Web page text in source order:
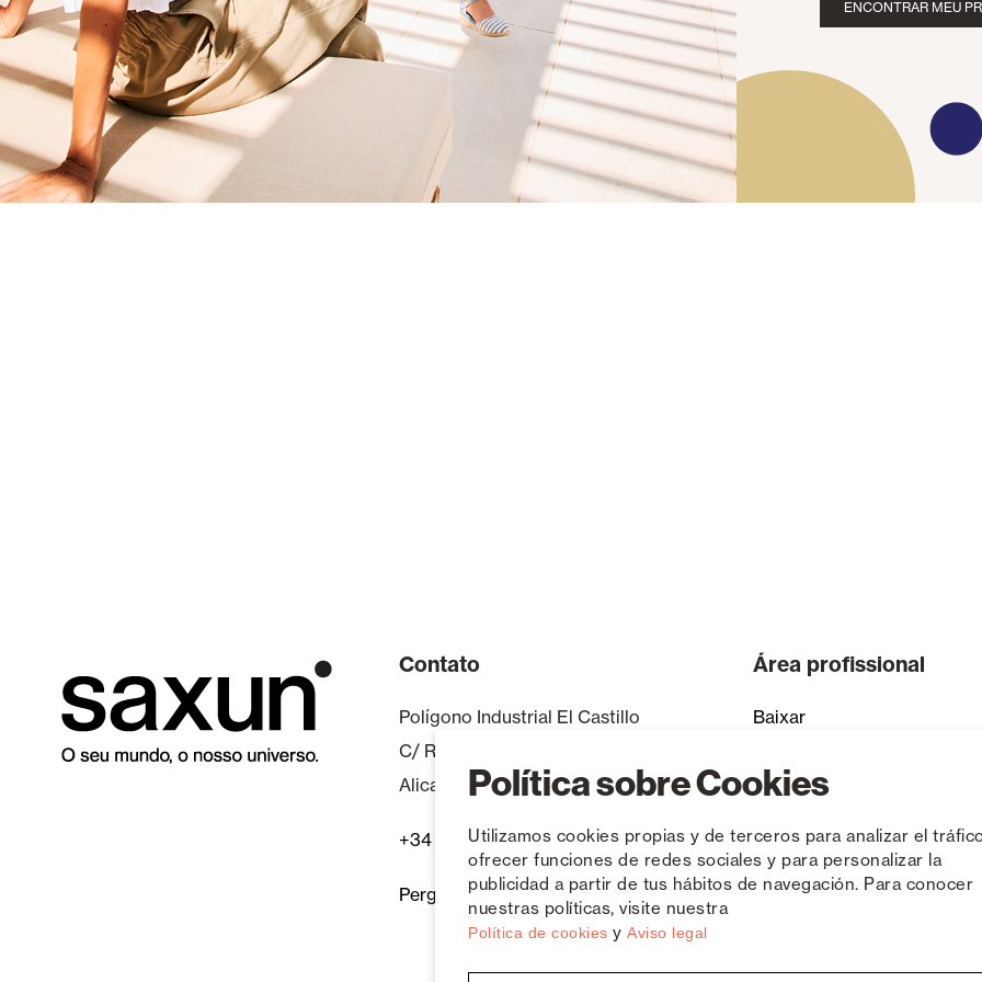
Política sobre Cookies
Utilizamos cookies propias y de terceros para analizar el
ofrecer funciones de redes sociales y para personalizar la
publicidad a partir de tus hábitos de navegación. Para conocer
nuestras políticas, visite nuestra
Política de cookies y Aviso legal
ENCONTRAR MEU
Contato
Polígono Industrial El Castillo
C/ Roma 4 - 03630 Sax
Alicante, España
+34 965 474 050| 965 474 205
Perguntas frequentes
Área profissional
Baixar
Informação técnica
Modelos e cores disponíveis
Acabamentos